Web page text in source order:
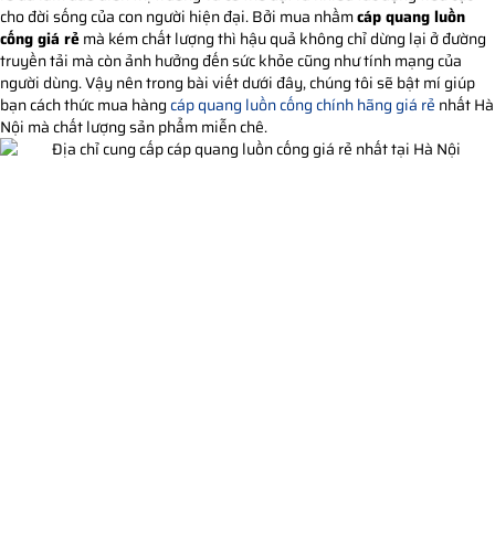
cho đời sống của con người hiện đại. Bởi mua nhầmcáp quang luồn
cống giá rẻmà kém chất lượng thì hậu quả không chỉ dừng lại ở đường
truyền tải mà còn ảnh hưởng đến sức khỏe cũng như tính mạng của
người dùng. Vậy nên trong bài viết dưới đây, chúng tôi sẽ bật mí giúp
bạn cách thức mua hàng cáp quang luồn cống chính hãng giá rẻ nhất Hà
Nội mà chất lượng sản phẩm miễn chê.